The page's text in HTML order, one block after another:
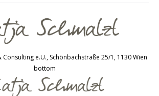
Consulting e.U., Schönbachstraße 25/1, 1130 Wien
bottom